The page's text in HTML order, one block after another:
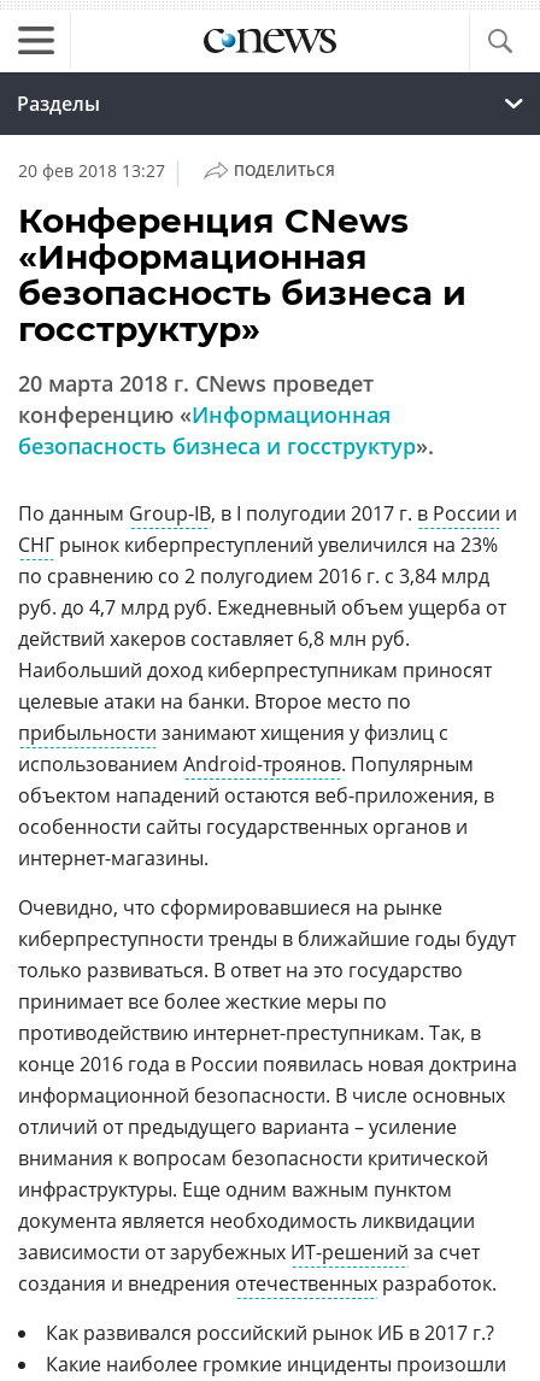
Разделы
20 фев 2018 13:27 | ПОДЕЛИТЬСЯ
Конференция CNews
«Информационная
безопасность бизнеса и
госструктур»
20 марта 2018 г. CNews проведет
конференцию «Информационная
безопасность бизнеса и госструктур».
По данным Group-IB, в I полугодии 2017 г. в России и
СНГ рынок киберпреступлений увеличился на 23%
по сравнению со 2 полугодием 2016 г. с 3,84 млрд
руб. до 4,7 млрд руб. Ежедневный объем ущерба от
действий хакеров составляет 6,8 млн руб.
Наибольший доход киберпреступникам приносят
целевые атаки на банки. Второе место по
прибыльности занимают хищения у физлиц с
использованием Android-троянов. Популярным
объектом нападений остаются веб-приложения, в
особенности сайты государственных органов и
интернет-магазины.
Очевидно, что сформировавшиеся на рынке
киберпреступности тренды в ближайшие годы будут
только развиваться. В ответ на это государство
принимает все более жесткие меры по
противодействию интернет-преступникам. Так, в
конце 2016 года в России появилась новая доктрина
информационной безопасности. В числе основных
отличий от предыдущего варианта – усиление
внимания к вопросам безопасности критической
инфраструктуры. Еще одним важным пунктом
документа является необходимость ликвидации
зависимости от зарубежных ИТ-решений за счет
создания и внедрения отечественных разработок.
Как развивался российский рынок ИБ в 2017 г.?
Какие наиболее громкие инциденты произошли